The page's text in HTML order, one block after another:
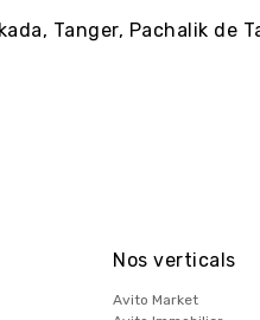
Tanger, Pachalik
Nos verticals
Avito Market